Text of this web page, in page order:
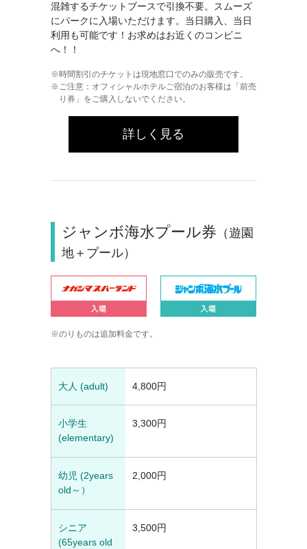
混雑するチケットブースで引換不要。スムーズ
にパークに入場いただけます。当日購入、当日
利用も可能です！お求めはお近くのコンビニ
へ！！
時間割引のチケットは現地窓口でのみの販売です。
ご注意：オフィシャルホテルご宿泊のお客様は「前売
り券」をご購入しないでください。
詳しく見る
ジャンボ海水プール券 （遊園
地＋プール）
のりものは追加料金です。
大人 (adult) 4,800円
小学生
(elementary)
3,300円
幼児 (2years
old～）
2,000円
シニア
(65years old
3,500円